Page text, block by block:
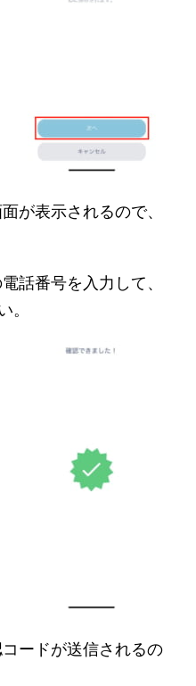
が表示されるので、
話番号を入力して、
。
ードが送信されるの